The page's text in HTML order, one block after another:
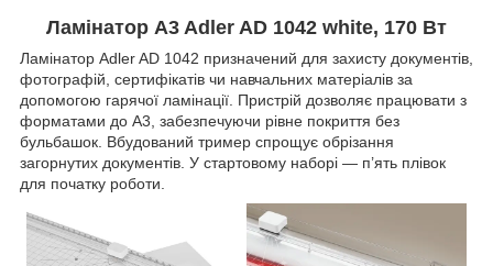
Ламінатор A3 Adler AD 1042 white, 170 Вт
Ламінатор Adler AD 1042 призначений для захисту документів,
фотографій, сертифікатів чи навчальних матеріалів за
допомогою гарячої ламінації. Пристрій дозволяє працювати з
форматами до A3, забезпечуючи рівне покриття без
бульбашок. Вбудований тример спрощує обрізання
загорнутих документів. У стартовому наборі — п’ять плівок
для початку роботи.